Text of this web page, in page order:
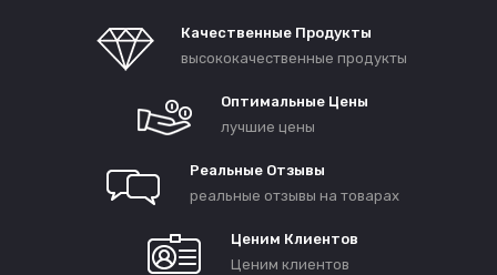
Качественные Продукты
высококачественные продукты
Оптимальные Цены
лучшие цены
Реальные Отзывы
реальные отзывы на товарах
Ценим Клиентов
Ценим клиентов